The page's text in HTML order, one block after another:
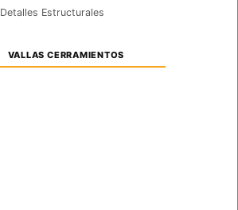
Detalles Estructurales
VALLAS CERRAMIENTOS